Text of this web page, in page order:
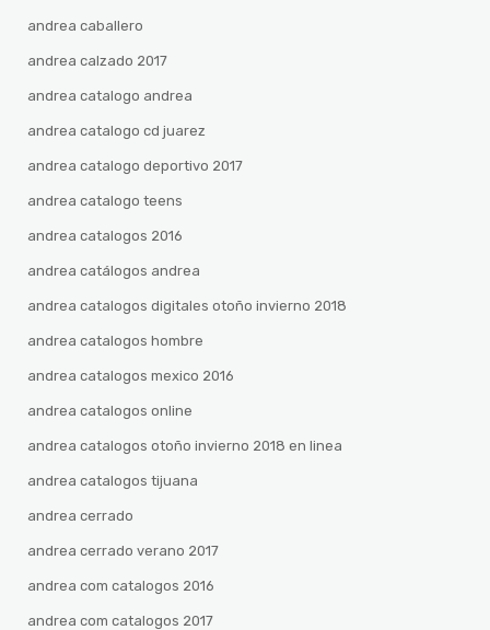
andrea caballero
andrea calzado 2017
andrea catalogo andrea
andrea catalogo cd juarez
andrea catalogo deportivo 2017
andrea catalogo teens
andrea catalogos 2016
andrea catálogos andrea
andrea catalogos digitales otoño invierno 2018
andrea catalogos hombre
andrea catalogos mexico 2016
andrea catalogos online
andrea catalogos otoño invierno 2018 en linea
andrea catalogos tijuana
andrea cerrado
andrea cerrado verano 2017
andrea com catalogos 2016
andrea com catalogos 2017